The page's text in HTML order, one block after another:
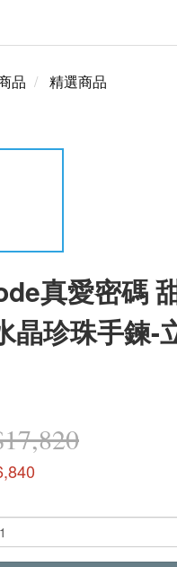
品 精選商品
真愛密碼
晶珍珠手鍊-